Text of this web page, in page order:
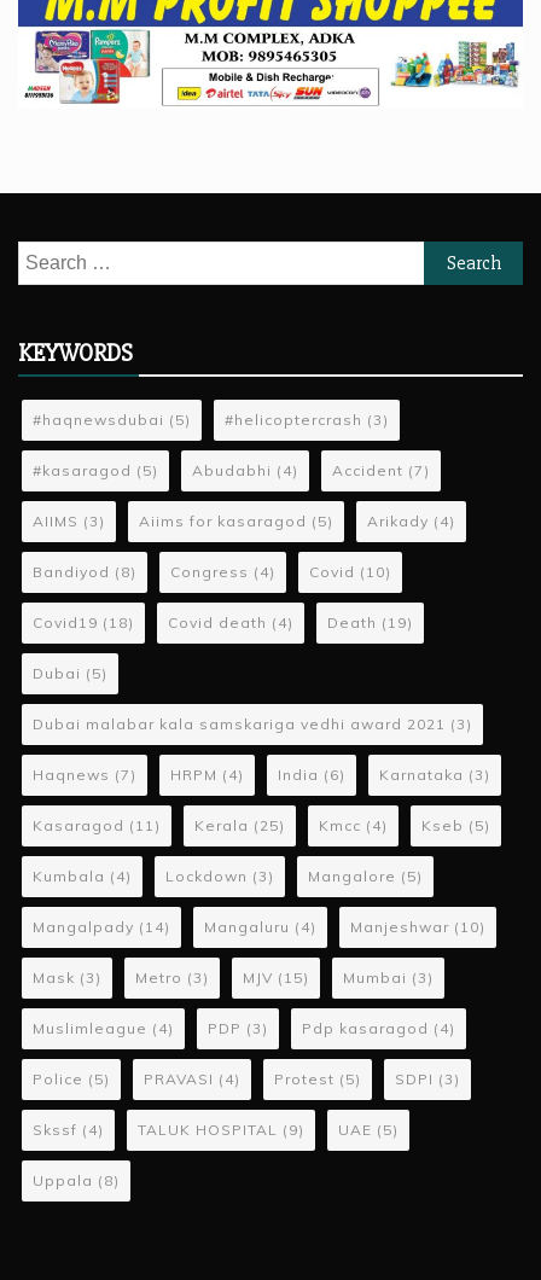
Search
for:
KEYWORDS
#haqnewsdubai (5) #helicoptercrash (3)
#kasaragod (5) Abudabhi (4) Accident (7)
AIIMS (3) Aiims for kasaragod (5) Arikady (4)
Bandiyod (8) Congress (4) Covid (10)
Covid19 (18) Covid death (4) Death (19)
Dubai (5)
Dubai malabar kala samskariga vedhi award 2021 (3)
Haqnews (7) HRPM (4) India (6) Karnataka (3)
Kasaragod (11) Kerala (25) Kmcc (4) Kseb (5)
Kumbala (4) Lockdown (3) Mangalore (5)
Mangalpady (14) Mangaluru (4) Manjeshwar (10)
Mask (3) Metro (3) MJV (15) Mumbai (3)
Muslimleague (4) PDP (3) Pdp kasaragod (4)
Police (5) PRAVASI (4) Protest (5) SDPI (3)
Skssf (4) TALUK HOSPITAL (9) UAE (5)
Uppala (8)